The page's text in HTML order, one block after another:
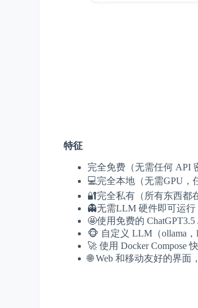
特征
完全免费（无需任何 API
💻完全本地（无需GPU，
🔐完全私有（所有东西都
👻无需LLM 硬件即可运行
🤩使用免费的
🐵 自定义 LLM（ollama，
🚀 使用 Docker Compose
🌐 Web 和移动友好的界